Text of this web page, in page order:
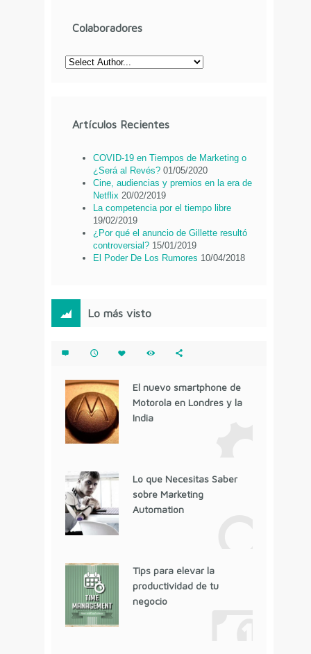
Colaboradores
Artículos Recientes
COVID-19 en Tiempos de Marketing o
¿Será al Revés? 01/05/2020
Cine, audiencias y premios en la era de
Netflix 20/02/2019
La competencia por el tiempo libre
19/02/2019
¿Por qué el anuncio de Gillette resultó
controversial? 15/01/2019
El Poder De Los Rumores 10/04/2018
Lo más visto
El nuevo smartphone de
Motorola en Londres y la
India
Lo que Necesitas Saber
sobre Marketing
Automation
Tips para elevar la
productividad de tu
negocio